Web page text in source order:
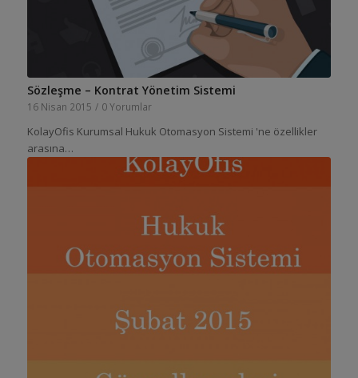
Sözleşme – Kontrat Yönetim Sistemi
16 Nisan 2015 / 0 Yorumlar
KolayOfis Kurumsal Hukuk Otomasyon Sistemi 'ne özellikler
arasına…